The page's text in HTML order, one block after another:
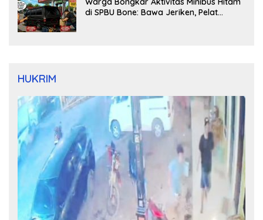
di SPBU Bone: Bawa Jeriken, Pelat
HUKRIM